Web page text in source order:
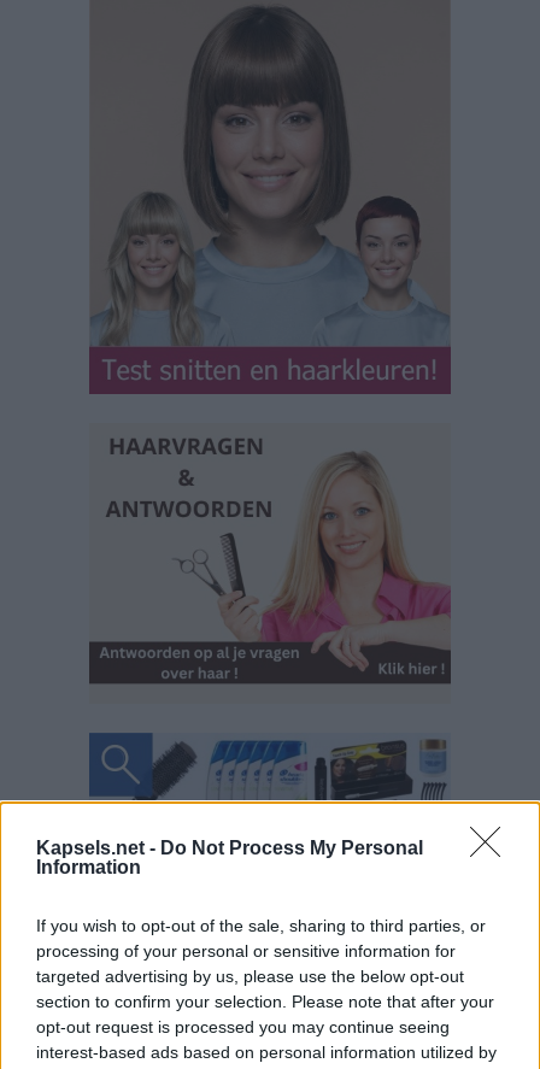
Kapsels.net - Do Not Process My Personal
Information
If you wish to opt-out of the sale, sharing to third parties, or
processing of your personal or sensitive information for
targeted advertising by us, please use the below opt-out
section to confirm your selection. Please note that after your
opt-out request is processed you may continue seeing
interest-based ads based on personal information utilized by